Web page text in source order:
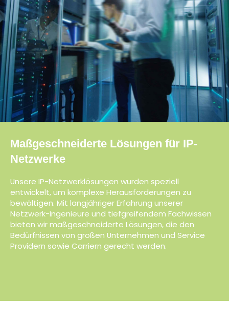
Maßgeschneiderte Lösungen für IP-
Netzwerke
Unsere IP-Netzwerklösungen wurden speziell
entwickelt, um komplexe Herausforderungen zu
bewältigen. Mit langjähriger Erfahrung unserer
Netzwerk-Ingenieure und tiefgreifendem Fachwissen
bieten wir maßgeschneiderte Lösungen, die den
Bedürfnissen von großen Unternehmen und Service
Providern sowie Carriern gerecht werden.